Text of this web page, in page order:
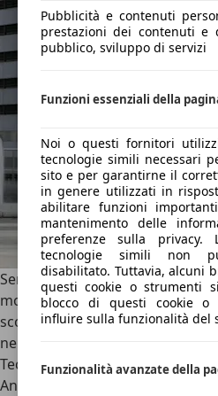
Sempre nel 2021, un altro
modelli di Techart più originali.
scomparsa della leggenda del
nel gennaio 2020 in seguito a
Techart si è ispirata ai colori
Angeles Lakers, per modificare
Pubblicità e contenuti
prestazioni dei contenuti e
pubblico, sviluppo di servizi
Funzioni essenziali della
Noi o questi fornitori
tecnologie simili necessari
sito e per garantirne il
in genere utilizzati in
abilitare funzioni
mantenimento delle
preferenze sulla
tecnologie simili non
disabilitato. Tuttavia, alcuni
questi cookie o strumenti
blocco di questi cookie o
influire sulla funzionalità del
Funzionalità avanzate della